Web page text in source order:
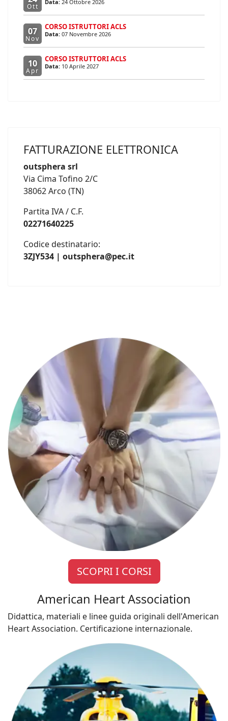
Ott Data: 24 Ottobre 2026
07
Nov
CORSO ISTRUTTORI ACLS
Data: 07 Novembre 2026
10
Apr
CORSO ISTRUTTORI ACLS
Data: 10 Aprile 2027
FATTURAZIONE ELETTRONICA
outsphera srl
Via Cima Tofino 2/C
38062 Arco (TN)
Partita IVA / C.F.
02271640225
Codice destinatario:
3ZJY534 | outsphera@pec.it
SCOPRI I CORSI
American Heart Association
Didattica, materiali e linee guida originali dell'American
Heart Association. Certificazione internazionale.